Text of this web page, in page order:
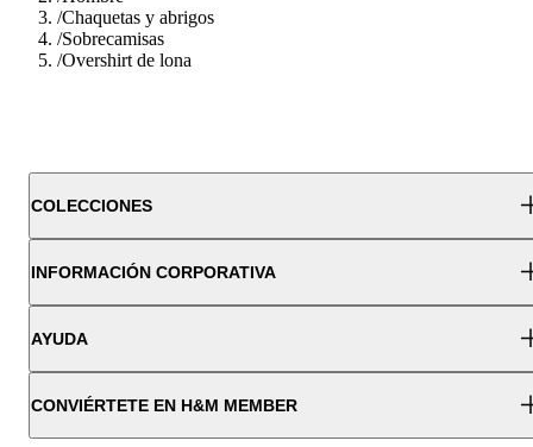
/Chaquetas y abrigos
/Sobrecamisas
/Overshirt de lona
COLECCIONES
INFORMACIÓN CORPORATIVA
AYUDA
CONVIÉRTETE EN H&M MEMBER